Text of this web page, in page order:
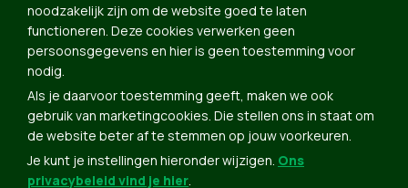
Groen in je buurt
Meldpunt
Word lid
Agenda
Bekijk kalender
Verleng je lidmaatschap
noodzakelijk zijn om de website goed te laten
functioneren. Deze cookies verwerken geen
persoonsgegevens en hier is geen toestemming voor
nodig.
Als je daarvoor toestemming geeft, maken we ook
gebruik van marketingcookies. Die stellen ons in staat om
de website beter af te stemmen op jouw voorkeuren.
Je kunt je instellingen hieronder wijzigen. Ons
privacybeleid vind je hier.